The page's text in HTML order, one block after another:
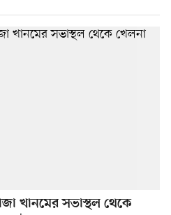
খানমের সভাস্থল থেকে